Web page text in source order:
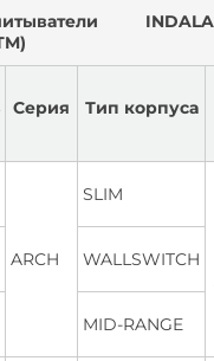
считыватели
Серия Тип корпуса
ARCH
SLIM
WALLSWITCH
MID-RANGE